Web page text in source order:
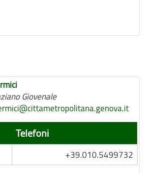
Giovenale
Telefoni
+39.010.5499732